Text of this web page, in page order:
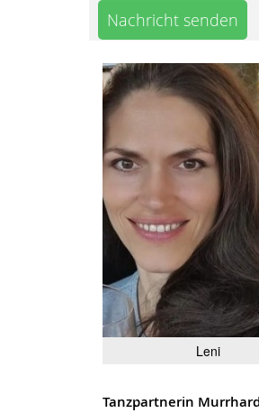
Nachricht senden
Leni
Tanzpartnerin